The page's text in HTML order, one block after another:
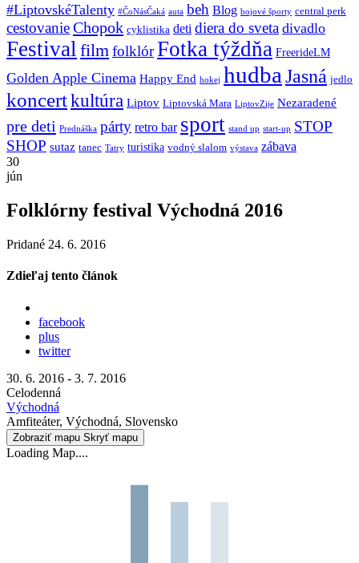
#LiptovskéTalenty #ČoNásČaká auta beh Blog bojové športy central perk
cestovanieChopok cyklistika deti diera do sveta divadlo
Festival filmfolklórFotka týždňa FreerideLM
Golden Apple Cinema Happy End hokej hudba Jasná jedlo
koncertkultúra Liptov Liptovská Mara LiptovZije Nezaradené
pre deti Prednáška párty retro bar sport stand up start-up STOP
SHOP sutaz tanec Tatry turistika vodný slalom výstava zábava
30
jún
Folklórny festival Východná 2016
Pridané 24. 6. 2016
Zdieľaj tento článok
facebook
plus
twitter
30. 6. 2016 - 3. 7. 2016
Celodenná
Východná
Amfiteáter, Východná, Slovensko
Zobraziť mapu Skryť mapu
Loading Map....